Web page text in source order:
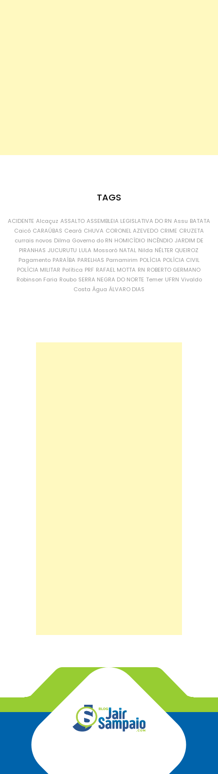
TAGS
ACIDENTE Alcaçuz ASSALTO ASSEMBLEIA LEGISLATIVA DO RN Assu BATATA
Caicó CARAÚBAS Ceará CHUVA CORONEL AZEVEDO CRIME CRUZETA
currais novos Dilma Governo do RN HOMICÍDIO INCÊNDIO JARDIM DE
PIRANHAS JUCURUTU LULA Mossoró NATAL Nilda NÉLTER QUEIROZ
Pagamento PARAÍBA PARELHAS Parnamirim POLÍCIA POLÍCIA CIVIL
POLÍCIA MILITAR Política PRF RAFAEL MOTTA RN ROBERTO GERMANO
Robinson Faria Roubo SERRA NEGRA DO NORTE Temer UFRN Vivaldo
Costa Água ÁLVARO DIAS